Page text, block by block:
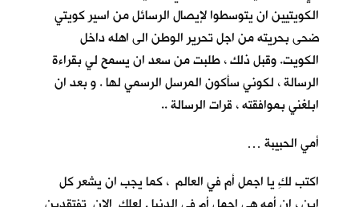
الكويتيين ان يتوسطوا لإيصال الرسائل من اسير كويتي
ضحى بحريته من اجل تحرير الوطن الى اهله داخل
الكويت. وقبل ذلك ، طلبت من سعد ان يسمح لي بقراءة
الرسالة ، لكوني سأكون المرسل الرسمي لها . و بعد ان
ابلغني بموافقته ، قرات الرسالة ..
أمي الحبيبة …
اكتب لكِ يا اجمل أم في العالم ، كما يجب ان يشعر كل